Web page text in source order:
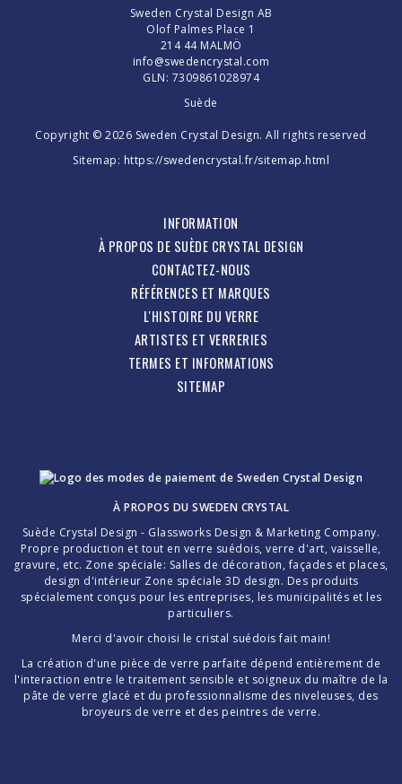
Sweden Crystal Design AB
Olof Palmes Place 1
214 44 MALMÖ
info@swedencrystal.com
GLN: 7309861028974
Suède
Copyright © 2026 Sweden Crystal Design. All rights reserved
Sitemap: https://swedencrystal.fr/sitemap.html
INFORMATION
À PROPOS DE SUÈDE CRYSTAL DESIGN
CONTACTEZ-NOUS
RÉFÉRENCES ET MARQUES
L'HISTOIRE DU VERRE
ARTISTES ET VERRERIES
TERMES ET INFORMATIONS
SITEMAP
À PROPOS DU SWEDEN CRYSTAL
Suède Crystal Design - Glassworks Design & Marketing Company.
Propre production et tout en verre suédois, verre d'art, vaisselle,
gravure, etc. Zone spéciale: Salles de décoration, façades et places,
design d'intérieur Zone spéciale 3D design. Des produits
spécialement conçus pour les entreprises, les municipalités et les
particuliers.
Merci d'avoir choisi le cristal suédois fait main!
La création d'une pièce de verre parfaite dépend entièrement de
l'interaction entre le traitement sensible et soigneux du maître de la
pâte de verre glacé et du professionnalisme des niveleuses, des
broyeurs de verre et des peintres de verre.